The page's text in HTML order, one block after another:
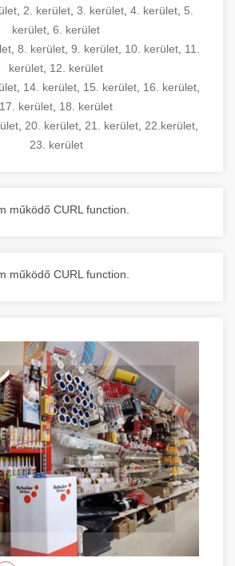
2. kerület 3. kerület 4. kerület 5.
kerület 6. kerület
, 8. kerület, 9. kerület, 10. kerület, 11.
kerület 12. kerület
14. kerület 15. kerület 16. kerület
17. kerület 18. kerület
20. kerület 21. kerület 22.kerület
23. kerület
működő CURL function.
működő CURL function.